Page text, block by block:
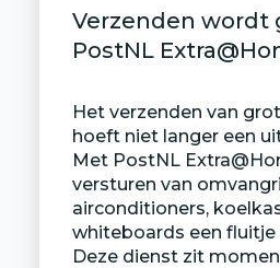
Verzenden wordt
PostNL
Het verzenden van
hoeft niet langer een
Met PostNL
versturen van
airconditioners,
whiteboards een fluitje
Deze dienst zit